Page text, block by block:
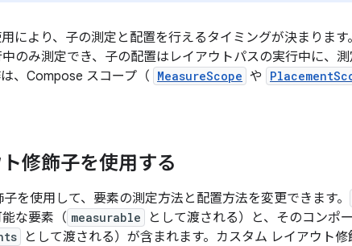
により、子の測定と配置を行えるタイミングが決まります。
中のみ測定でき、子の配置はレイアウトパスの実行中に、
、Compose スコープ（ MeasureScope や
修飾子を使用する
子を使用して、要素の測定方法と配置方法を変更できます。
な要素（ measurable
として渡される）と、そのコンポ
として渡される）が含まれます。カスタム レイアウト修